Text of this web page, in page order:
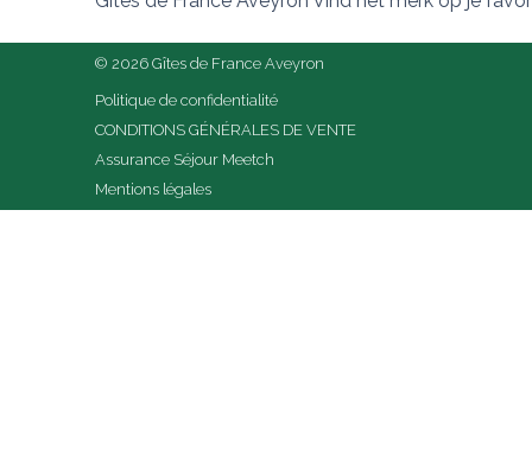
© 2026 Gîtes de France Aveyron
Politique de confidentialité
CONDITIONS GÉNÉRALES DE VENTE
Assurance Séjour Meetch
Mentions légales